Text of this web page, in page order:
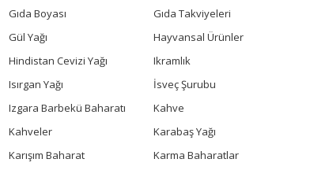
Gıda Boyası
Gıda Takviyeleri
Gül Yağı
Hayvansal Ürünler
Hindistan Cevizi Yağı
Ikramlık
Isırgan Yağı
İsveç Şurubu
Izgara Barbekü Baharatı
Kahve
Kahveler
Karabaş Yağı
Karışım Baharat
Karma Baharatlar